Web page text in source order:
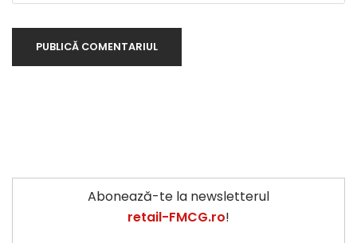
Abonează-te la newsletterul
retail-FMCG.ro!